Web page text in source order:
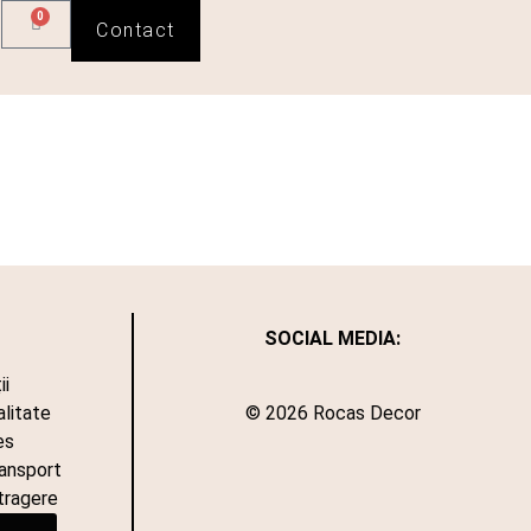
0
Contact
SOCIAL MEDIA:
© 2026 Rocas Decor